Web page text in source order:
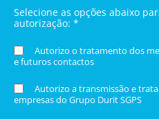
Selecione as opções abaixo
autorização: *
Autorizo o tratamento dos
e futuros contactos
Autorizo a transmissão e
empresas do Grupo Durit SGPS